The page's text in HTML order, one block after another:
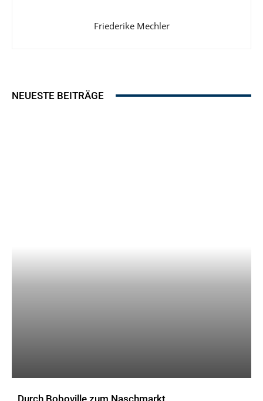
Friederike Mechler
NEUESTE BEITRÄGE
Durch Boboville zum Naschmarkt